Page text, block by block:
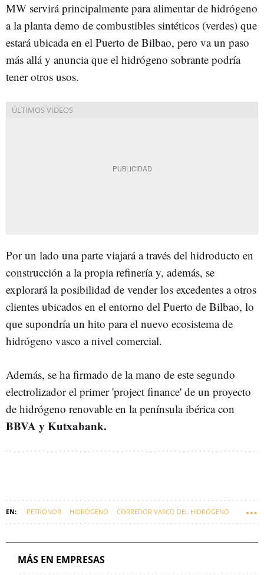
MW servirá principalmente para alimentar de hidrógeno
a la planta demo de combustibles sintéticos (verdes) que
estará ubicada en el Puerto de Bilbao, pero va un paso
más allá y anuncia que el hidrógeno sobrante podría
tener otros usos.
Por un lado una parte viajará a través del hidroducto en
construcción a la propia refinería y, además, se
explorará la posibilidad de vender los excedentes a otros
clientes ubicados en el entorno del Puerto de Bilbao, lo
que supondría un hito para el nuevo ecosistema de
hidrógeno vasco a nivel comercial.
Además, se ha firmado de la mano de este segundo
electrolizador el primer 'project finance' de un proyecto
de hidrógeno renovable en la península ibérica con
BBVA y Kutxabank.
PETRONOR HIDRÓGENO CORREDOR VASCO DEL HIDRÓGENO
MÁS EN EMPRESAS